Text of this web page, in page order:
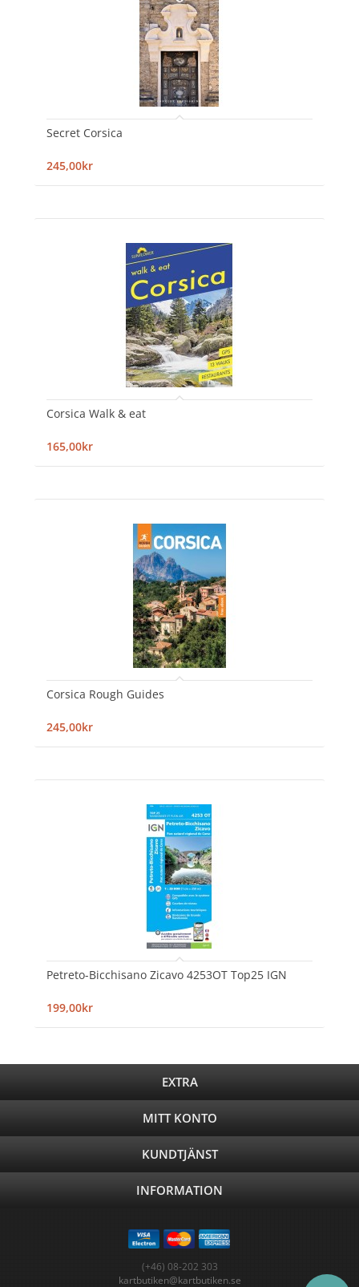
Secret Corsica
245,00kr
Corsica Walk & eat
165,00kr
Corsica Rough Guides
245,00kr
Petreto-Bicchisano Zicavo 4253OT Top25 IGN
199,00kr
EXTRA
MITT KONTO
KUNDTJÄNST
INFORMATION
(+46) 08-202 303
kartbutiken@kartbutiken.se